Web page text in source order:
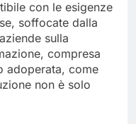
con le esigenze
soffocate dalla
sulla
compresa
adoperata, come
non è solo